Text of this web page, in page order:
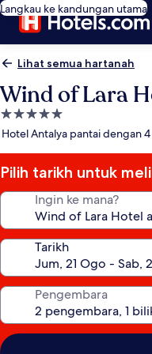
Langkau ke kandungan utama
Lihat semua hartanah
Wind of Lara
Hartanah
5.0
Hotel Antalya pantai dengan
Pilih tarikh untuk
Ingin ke mana?
Tarikh
Pengembara